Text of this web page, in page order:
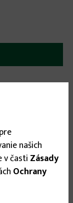
našich
v časti Zásady
Ochrany